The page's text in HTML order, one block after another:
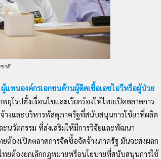
าติ
ทนองค์กรเอกชนด้านผู้ติดเชื้อเอชไอวีหรือผู้ป่วย
โรปตั้งเงื่อนไขและเรียกร้องให้ไทยเปิดตลาดการ
งและบริหารพัสดุภาครัฐที่สนับสนุนการใช้ยาที่ผลิต
ะนวัตกรรม ที่ส่งเสริมให้มีการวิจัยและพัฒนา
ต้องเปิดตลาดการจัดซื้อจัดจ้างภาครัฐ มันจะส่งผลก
ยต้องยกเลิกกฎหมายหรือนโยบายที่สนับสนุนการใช้